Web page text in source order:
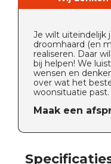
Je wilt uiteindelijk
droomhaard (en
realiseren. Daar
bij helpen! We
wensen en
over wat het
woonsituatie past.
Maak een